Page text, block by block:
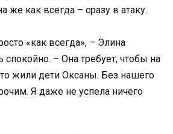
же как всегда – сразу в атаку.
«как всегда», – Элина
спокойно. – Она требует, чтобы на
жили дети Оксаны. Без нашего
Я даже не успела ничего